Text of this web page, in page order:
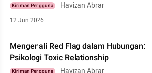
Kiriman Pengguna Havizan Abrar
12 Jun 2026
Mengenali Red Flag dalam Hubungan:
Psikologi Toxic Relationship
Kiriman Pengguna Havizan Abrar